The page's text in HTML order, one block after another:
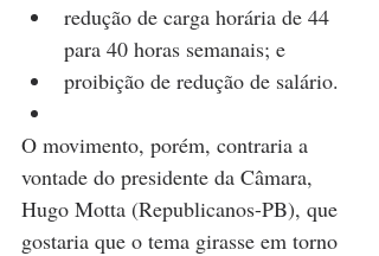
redução de carga horária de 44
para 40 horas semanais; e
proibição de redução de salário.
O movimento, porém, contraria a
vontade do presidente da Câmara,
Hugo Motta (Republicanos-PB), que
gostaria que o tema girasse em torno